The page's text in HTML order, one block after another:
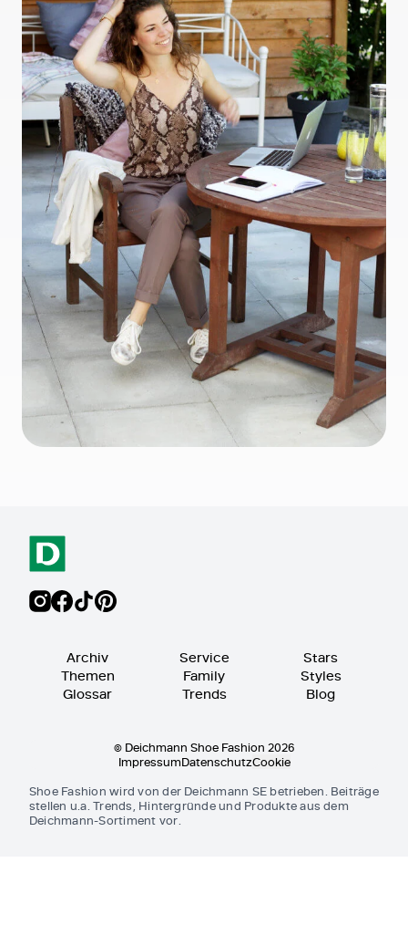
Archiv
Themen
Glossar
Service
Family
Trends
Stars
Styles
Blog
© Deichmann Shoe Fashion 2026
ImpressumDatenschutzCookie
Shoe Fashion wird von der Deichmann SE betrieben. Beiträge
stellen u.a. Trends, Hintergründe und Produkte aus dem
Deichmann-Sortiment vor.